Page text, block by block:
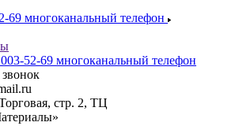
69 многоканальный телефон
52-69 многоканальный телефон
звонок
стр. 2, ТЦ